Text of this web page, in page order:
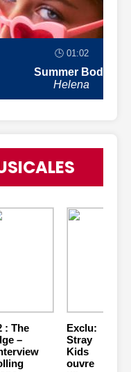
🕒 01:02
Summer Body
Helena
: The
–
Exclu:
Stray
Kids
ouvre